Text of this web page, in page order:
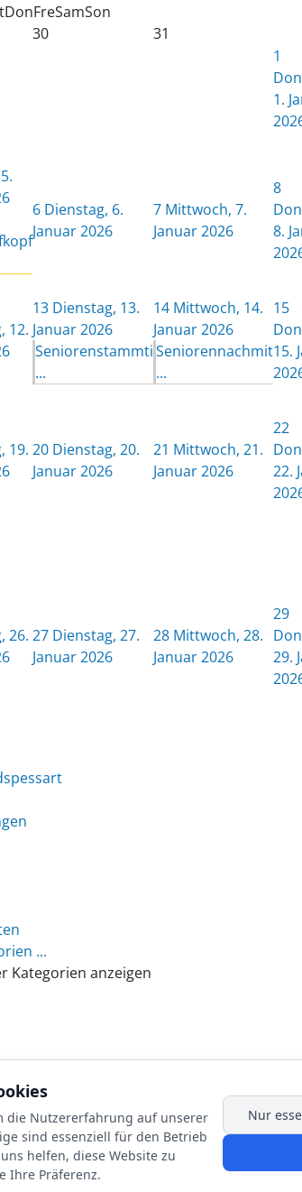
DonFreSamSon
30
31
1
1.
6 Dienstag, 6.
Januar 2026
7 Mittwoch, 7.
Januar 2026
8
8.
12.
13 Dienstag, 13.
Januar 2026
Seniorenstammti
...
14 Mittwoch, 14.
Januar 2026
Seniorennachmit
...
15
15.
19. 20 Dienstag, 20.
Januar 2026
21 Mittwoch, 21.
Januar 2026
22
22.
26. 27 Dienstag, 27.
Januar 2026
28 Mittwoch, 28.
Januar 2026
29
29.
...
Kategorien anzeigen
unterstützt vom Amt für
Mitteln des Freistaats
die Nutzererfahrung auf unserer
sind essenziell für den Betrieb
helfen, diese Website zu
Ihre Präferenz.
Nur